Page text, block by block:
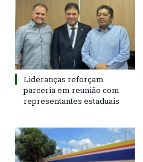
Lideranças reforçam
parceria em reunião com
representantes estaduais